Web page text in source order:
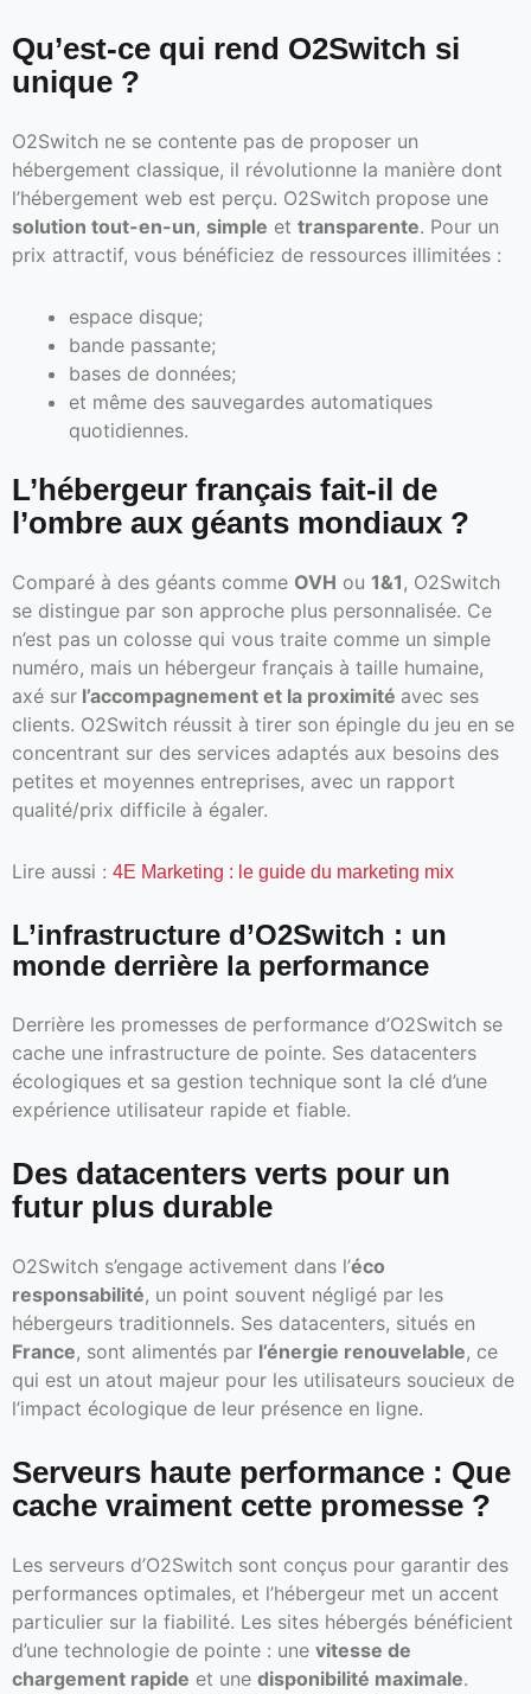
Qu’est-ce qui rend O2Switch si
unique ?
O2Switch ne se contente pas de proposer un
hébergement classique, il révolutionne la manière dont
l’hébergement web est perçu. O2Switch propose une
solution tout-en-un, simple et transparente. Pour un
prix attractif, vous bénéficiez de ressources illimitées :
espace disque;
bande passante;
bases de données;
et même des sauvegardes automatiques
quotidiennes.
L’hébergeur français fait-il de
l’ombre aux géants mondiaux ?
Comparé à des géants comme OVH ou 1&1 , O2Switch
se distingue par son approche plus personnalisée. Ce
n’est pas un colosse qui vous traite comme un simple
numéro, mais un hébergeur français à taille humaine,
axé sur l’accompagnement et la proximité avec ses
clients. O2Switch réussit à tirer son épingle du jeu en se
concentrant sur des services adaptés aux besoins des
petites et moyennes entreprises, avec un rapport
qualité/prix difficile à égaler.
Lire aussi : 4E Marketing : le guide du marketing mix
L’infrastructure d’O2Switch : un
monde derrière la performance
Derrière les promesses de performance d’O2Switch se
cache une infrastructure de pointe. Ses datacenters
écologiques et sa gestion technique sont la clé d’une
expérience utilisateur rapide et fiable.
Des datacenters verts pour un
futur plus durable
O2Switch s’engage activement dans l’éco
responsabilité, un point souvent négligé par les
hébergeurs traditionnels. Ses datacenters, situés en
France, sont alimentés par l’énergie renouvelable, ce
qui est un atout majeur pour les utilisateurs soucieux de
l’impact écologique de leur présence en ligne.
Serveurs haute performance : Que
cache vraiment cette promesse ?
Les serveurs d’O2Switch sont conçus pour garantir des
performances optimales, et l’hébergeur met un accent
particulier sur la fiabilité. Les sites hébergés bénéficient
d’une technologie de pointe : une vitesse de
chargement rapide et une disponibilité maximale.